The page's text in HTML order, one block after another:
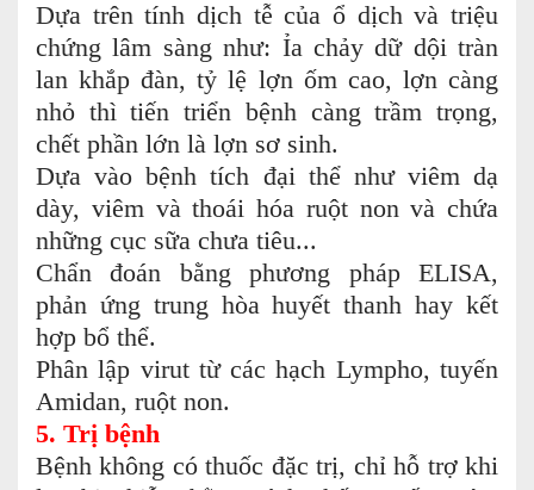
Dựa trên tính dịch tễ của ổ dịch và triệu
chứng lâm sàng như: Ỉa chảy dữ dội tràn
lan khắp đàn, tỷ lệ lợn ốm cao, lợn càng
nhỏ thì tiến triển bệnh càng trầm trọng,
chết phần lớn là lợn sơ sinh.
Dựa vào bệnh tích đại thể như viêm dạ
dày, viêm và thoái hóa ruột non và chứa
những cục sữa chưa tiêu...
Chẩn đoán bằng phương pháp ELISA,
phản ứng trung hòa huyết thanh hay kết
hợp bổ thể.
Phân lập virut từ các hạch Lympho, tuyến
Amidan, ruột non.
5. Trị bệnh
Bệnh không có thuốc đặc trị, chỉ hỗ trợ khi